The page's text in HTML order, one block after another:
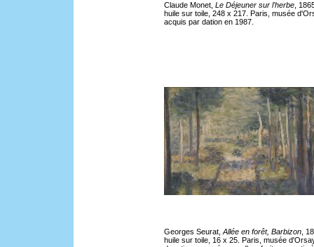
Claude Monet, Le Déjeuner sur l'herbe ,
huile sur toile, 248 x 217. Paris, musée
acquis par dation en 1987.
Georges Seurat, Allée en forêt, Barbizon ,
huile sur toile, 16 x 25. Paris, musée